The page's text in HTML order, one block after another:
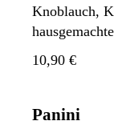
Knoblauch,
10,90 €
Panini